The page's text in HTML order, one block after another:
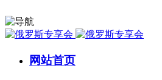
网站首页